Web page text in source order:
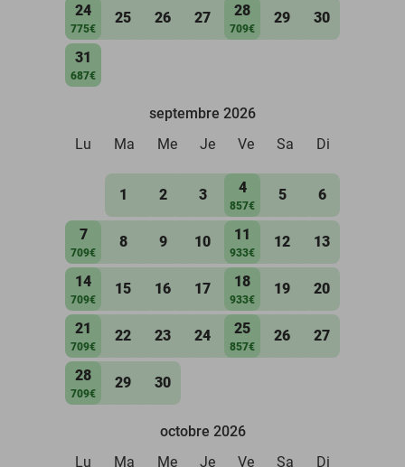
24
775€
25 26 27 28
709€
29 30
31
687€
septembre 2026
Lu
Ma Me Je Ve Sa Di
1 2 3 4
857€
5 6
7
709€
8 9 10 11
933€
12 13
14
709€
15 16 17 18
933€
19 20
21
709€
22 23 24 25
857€
26 27
28
709€
29 30
octobre 2026
Lu
Ma Me Je Ve Sa Di